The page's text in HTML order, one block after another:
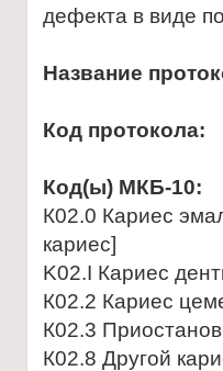
дефекта в виде
Название
Код протокола:
Код(ы) МКБ-10:
К02.0 Кариес
кариес]
K02.I Кариес
К02.2 Кариес
К02.3
К02.8 Другой